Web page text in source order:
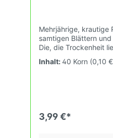
Mehrjährige, krautige
samtigen Blättern
Die, die Trockenheit
benötigt vollsonnige,
mediterrane
Inhalt:40 Korn (0,10
3,99 €*